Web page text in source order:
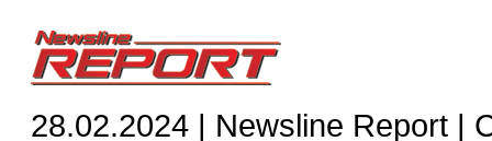
28.02.2024 | Newsline Report |